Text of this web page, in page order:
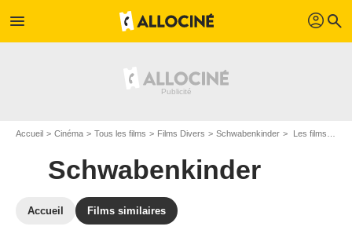
menu profil search
Accueil Cinéma Tous les films Films Divers Schwabenkinder Les films similaires à "Schwabenkinder"
Schwabenkinder
Accueil Films similaires